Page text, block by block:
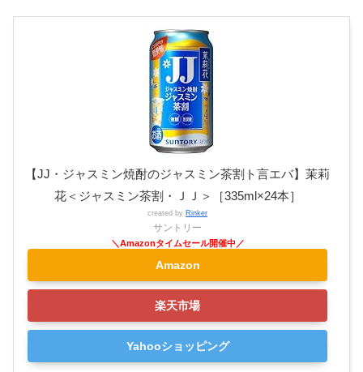
【JJ・ジャスミン焼酎のジャスミン茶割ト言エバ】茉莉
花＜ジャスミン茶割・ＪＪ＞［335ml×24本］
created by Rinker
サントリー
Amazon
楽天市場
Yahooショッピング